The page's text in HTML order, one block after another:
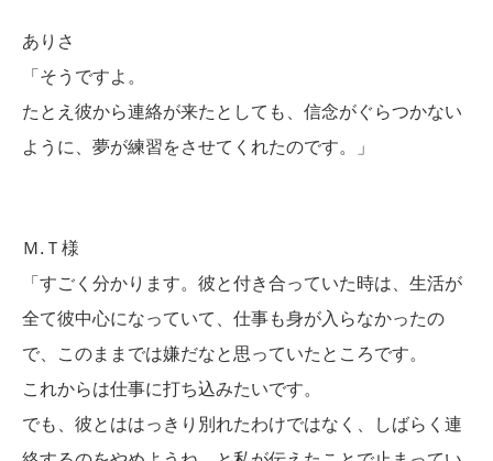
ありさ
「そうですよ。
たとえ彼から連絡が来たとしても、信念がぐらつかない
ように、夢が練習をさせてくれたのです。」
Ｍ.Ｔ様
「すごく分かります。彼と付き合っていた時は、生活が
全て彼中心になっていて、仕事も身が入らなかったの
で、このままでは嫌だなと思っていたところです。
これからは仕事に打ち込みたいです。
でも、彼とははっきり別れたわけではなく、しばらく連